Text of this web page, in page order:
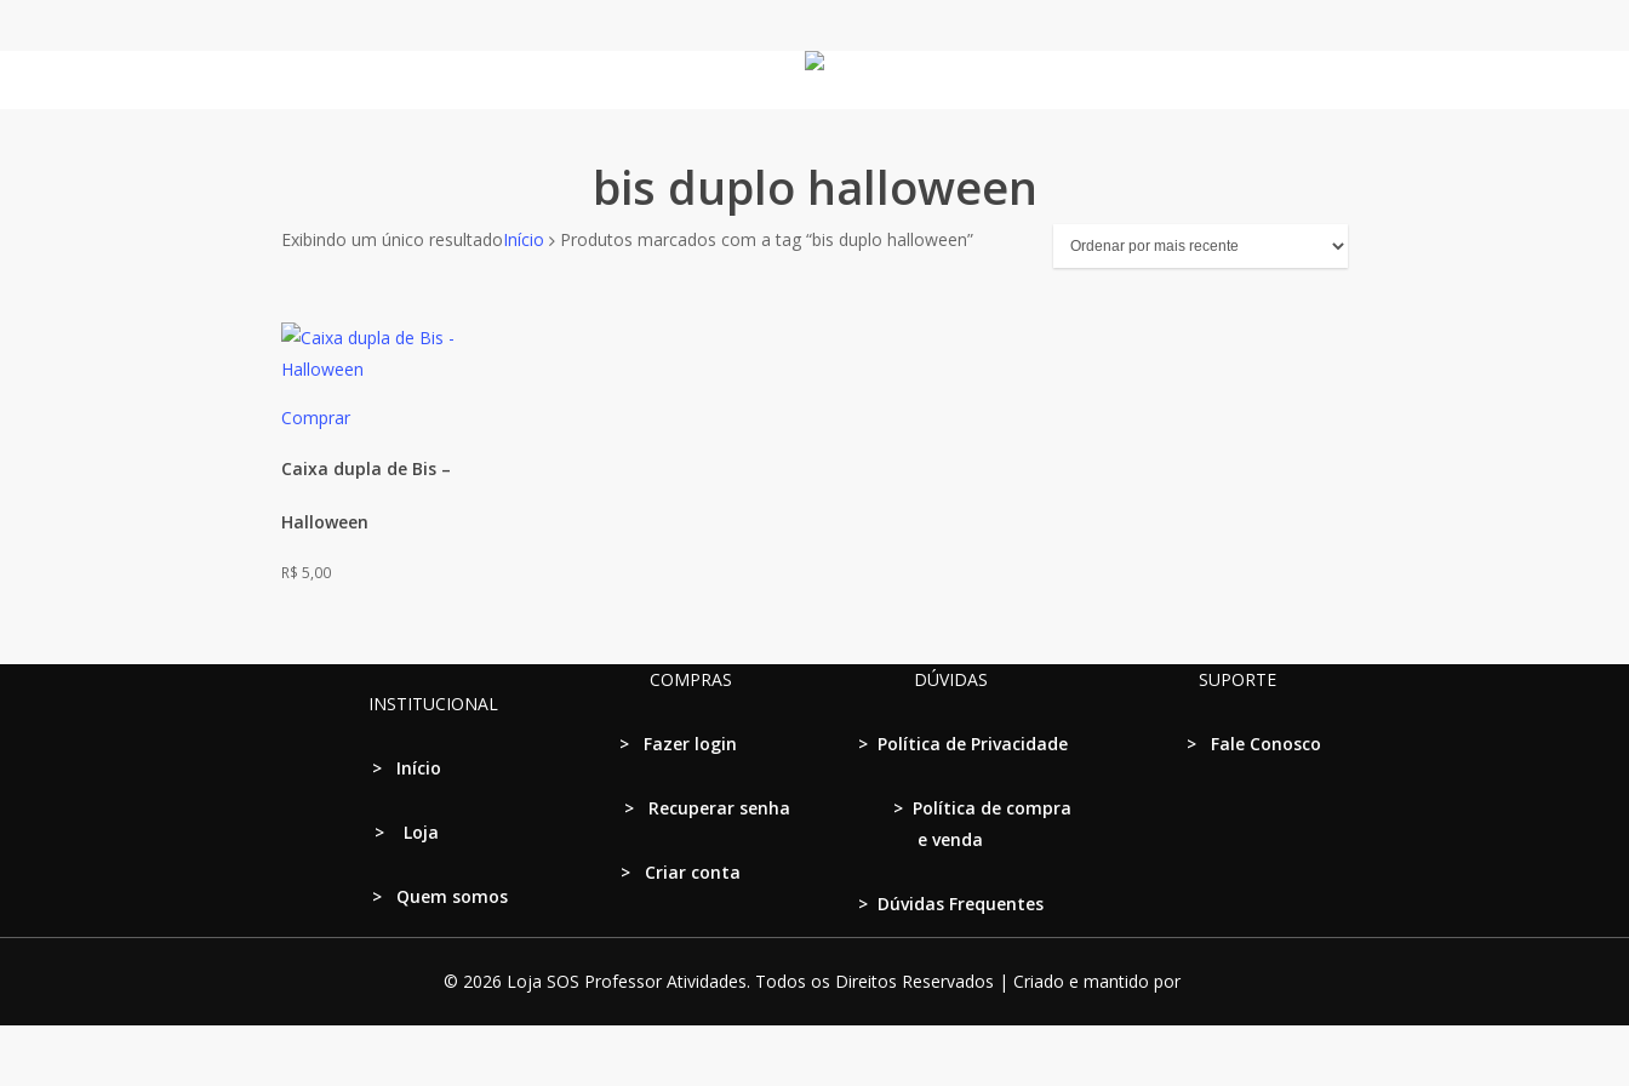
bis duplo halloween
Exibindo um único resultadoInício Produtos marcados com a tag “bis duplo halloween”
Comprar
Caixa dupla de Bis –
Halloween
R$ 5,00
INSTITUCIONAL
> Início
> Loja
> Quem somos
COMPRAS
> Fazer login
> Recuperar senha
> Criar conta
DÚVIDAS
> Política de Privacidade
> Política de compra
e venda
> Dúvidas Frequentes
SUPORTE
> Fale Conosco
© 2026 Loja SOS Professor Atividades. Todos os Direitos Reservados | Criado e mantido por